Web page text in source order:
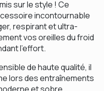
sur le style ! Ce
incontournable
respirant et ultra-
vos oreilles du froid
l’effort.
de haute qualité, il
lors des entraînements